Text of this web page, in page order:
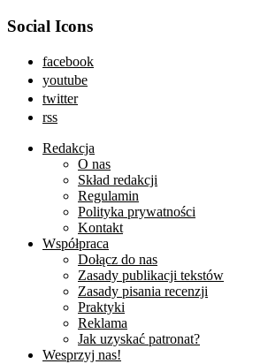
Social Icons
facebook
youtube
twitter
rss
Redakcja
O nas
Skład redakcji
Regulamin
Polityka prywatności
Kontakt
Współpraca
Dołącz do nas
Zasady publikacji tekstów
Zasady pisania recenzji
Praktyki
Reklama
Jak uzyskać patronat?
Wesprzyj nas!